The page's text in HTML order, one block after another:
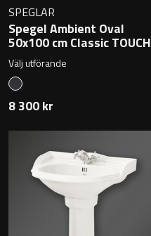
SPEGLAR
Spegel Ambient Oval
50x100 cm Classic TOUCH
Välj utförande
8 300 kr